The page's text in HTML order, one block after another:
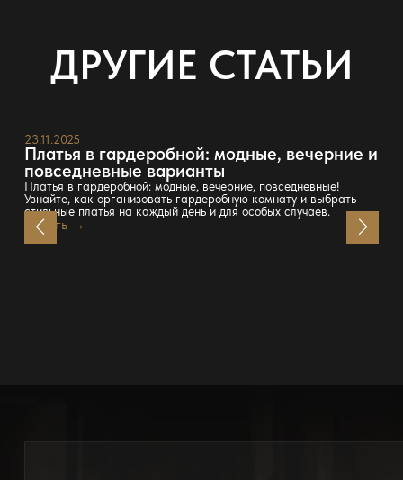
ДРУГИЕ СТАТЬИ
23.11.2025
Платья в гардеробной: модные, вечерние и
повседневные варианты
Платья в гардеробной: модные, вечерние, повседневные!
Узнайте, как организовать гардеробную комнату и выбрать
стильные платья на каждый день и для особых случаев.
Читать →